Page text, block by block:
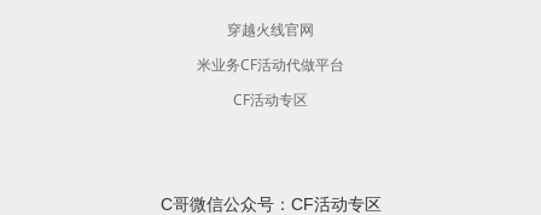
穿越火线官网
米业务CF活动代做平台
CF活动专区
C哥微信公众号：CF活动专区